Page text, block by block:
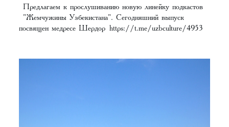
Предлагаем к прослушиванию новую линейку подкастов
"Жемчужины Узбекистана". Сегодняшний выпуск
посвящен медресе Шердорhttps://t.me/uzbculture/4953